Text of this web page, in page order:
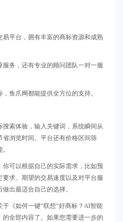
易平台，拥有丰富的商标资源和成熟
务，还有专业的顾问团队一对一服
鱼爪网都能提供全方位的支持。
搜索体验，输入关键词，系统瞬间从
浏览时间。平台还有价格区间筛
你可以根据自己的实际需求，比如预
求、期望的交易速度以及对平台服
出最适合自己的选择。
于《如何一键“联想”好商标？AI智能
全部内容了。如果您需要进一步的